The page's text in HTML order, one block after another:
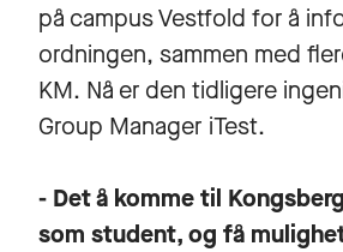
på campus Vestfold for å
ordningen, sammen med
KM. Nå er den tidligere
Group Manager iTest.
- Det å komme til
som student, og få